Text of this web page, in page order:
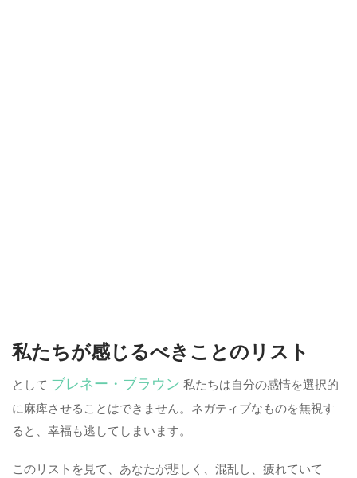
私たちが感じるべきことのリスト
として ブレネー・ブラウン 私たちは自分の感情を選択的
に麻痺させることはできません。ネガティブなものを無視す
ると、幸福も逃してしまいます。
このリストを見て、あなたが悲しく、混乱し、疲れていて